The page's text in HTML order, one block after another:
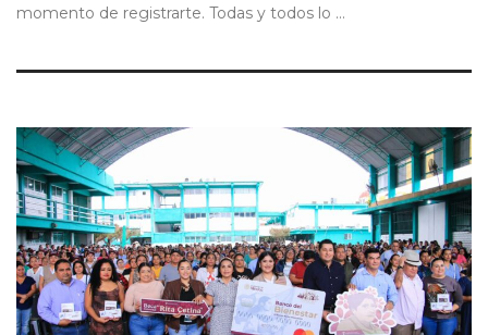
momento de registrarte. Todas y todos lo ...